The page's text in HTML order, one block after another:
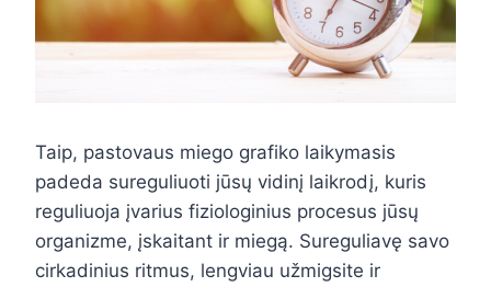
Taip, pastovaus miego grafiko laikymasis
padeda sureguliuoti jūsų vidinį laikrodį, kuris
reguliuoja įvarius fiziologinius procesus jūsų
organizme, įskaitant ir miegą. Sureguliavę savo
cirkadinius ritmus, lengviau užmigsite ir